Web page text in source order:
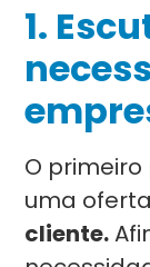
1.
O
uma
cliente.